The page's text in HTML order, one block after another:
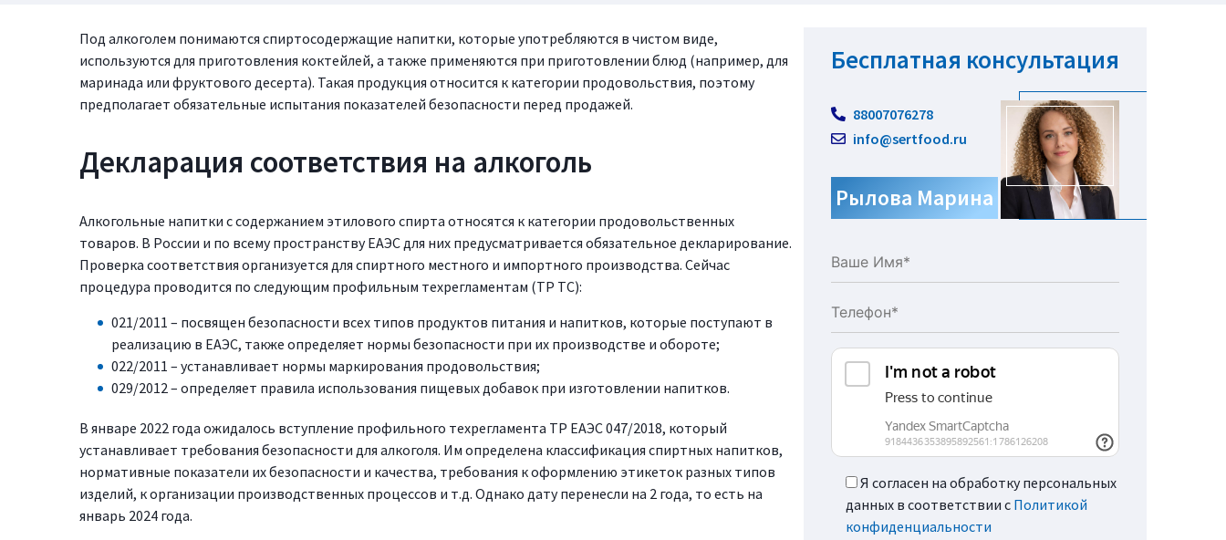
Под алкоголем понимаются спиртосодержащие напитки, которые употребляются в чистом виде,
используются для приготовления коктейлей, а также применяются при приготовлении блюд (например, для
маринада или фруктового десерта). Такая продукция относится к категории продовольствия, поэтому
предполагает обязательные испытания показателей безопасности перед продажей.
Декларация соответствия на алкоголь
Алкогольные напитки с содержанием этилового спирта относятся к категории продовольственных
товаров. В России и по всему пространству ЕАЭС для них предусматривается обязательное декларирование.
Проверка соответствия организуется для спиртного местного и импортного производства. Сейчас
процедура проводится по следующим профильным техрегламентам (ТР ТС):
021/2011 – посвящен безопасности всех типов продуктов питания и напитков, которые поступают в
реализацию в ЕАЭС, также определяет нормы безопасности при их производстве и обороте;
022/2011 – устанавливает нормы маркирования продовольствия;
029/2012 – определяет правила использования пищевых добавок при изготовлении напитков.
В январе 2022 года ожидалось вступление профильного техрегламента ТР ЕАЭС 047/2018, который
устанавливает требования безопасности для алкоголя. Им определена классификация спиртных напитков,
нормативные показатели их безопасности и качества, требования к оформлению этикеток разных типов
изделий, к организации производственных процессов и т.д. Однако дату перенесли на 2 года, то есть на
январь 2024 года.
Бесплатная консультация
88007076278
info@sertfood.ru
Рылова Марина
Я согласен на обработку персональных
данных в соответствии с Политикой
конфиденциальности